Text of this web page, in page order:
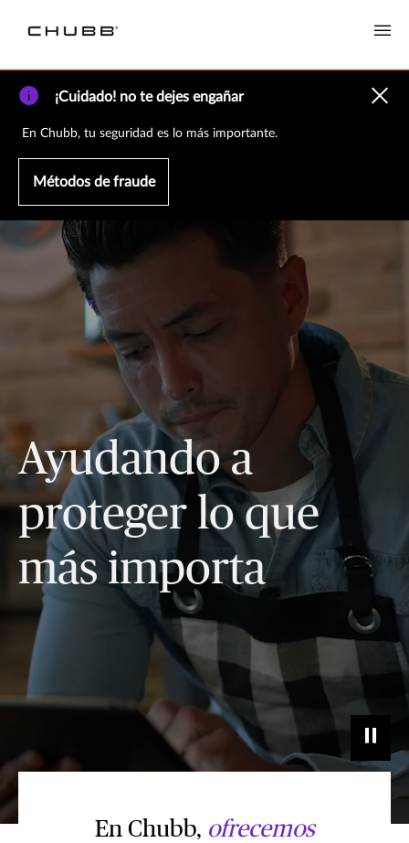
¡Cuidado! no te dejes engañar
En Chubb, tu seguridad es lo más importante.
Métodos de fraude
Ayudando a
proteger lo que
más importa
En Chubb, ofrecemos